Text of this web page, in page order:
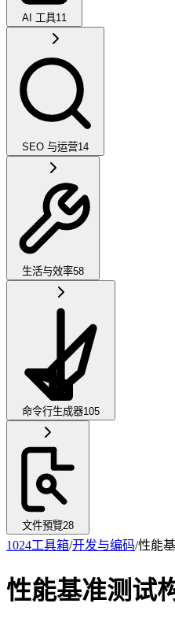
AI 工具11
SEO 与运营14
生活与效率58
命令行生成器105
文件預覽28
1024工具箱/开发与编码/性能
性能基准测试